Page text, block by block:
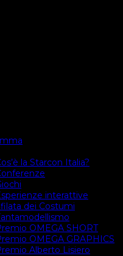
la Starcon Italia?
interattive
dei Costumi
OMEGA SHORT
OMEGA GRAPHICS
Alberto Lisiero